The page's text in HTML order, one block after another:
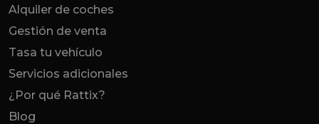
Alquiler de coches
Gestión de venta
Tasa tu vehículo
Servicios adicionales
¿Por qué Rattix?
Blog